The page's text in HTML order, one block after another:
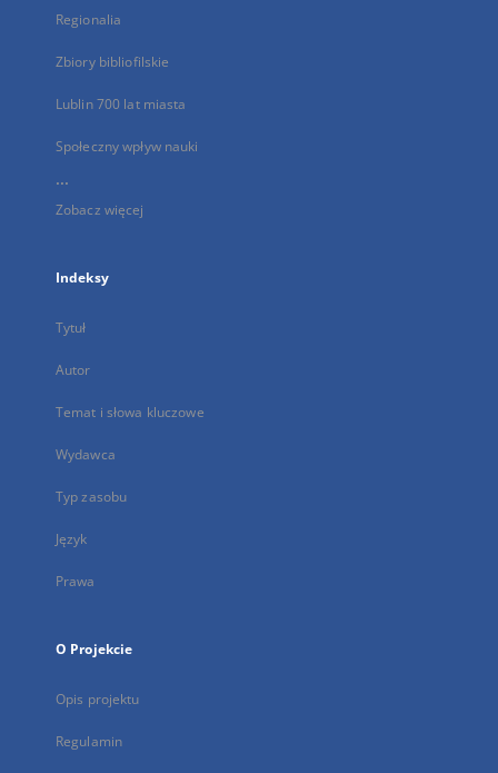
Regionalia
Zbiory bibliofilskie
Lublin 700 lat miasta
Społeczny wpływ nauki
...
Zobacz więcej
Indeksy
Tytuł
Autor
Temat i słowa kluczowe
Wydawca
Typ zasobu
Język
Prawa
O Projekcie
Opis projektu
Regulamin